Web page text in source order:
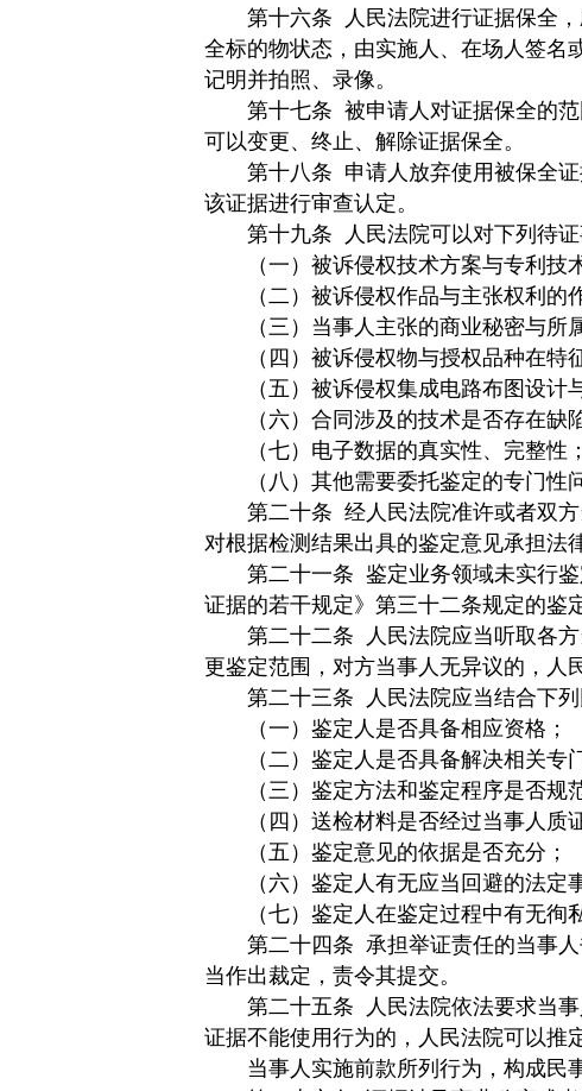
第十六条
人民法院进行证据保全
全标的物状态，由实施人、在场人签名
记明并拍照、录像。
第十七条 被申请人对证据保全的
可以变更、终止、解除证据保全。
第十八条 申请人放弃使用被保全
该证据进行审查认定。
第十九条
人民法院可以对下列待
（一）被诉侵权技术方案与专利技术
（二）被诉侵权作品与主张权利的作
（三）当事人主张的商业秘密与所属
（四）被诉侵权物与授权品种在特征
（五）被诉侵权集成电路布图设计与
（六）合同涉及的技术是否存在缺
（七）电子数据的真实性、完整性；
（八）其他需要委托鉴定的专门性问
第二十条 经人民法院准许或者双
对根据检测结果出具的鉴定意见承担法
第二十一条 鉴定业务领域未实行
证据的若干规定》第三十二条规定的鉴
第二十二条
人民法院应当听取各
更鉴定范围，对方当事人无异议的，人
第二十三条
人民法院应当结合下
（一）鉴定人是否具备相应资格；
（二）鉴定人是否具备解决相关专门
（三）鉴定方法和鉴定程序是否规范
（四）送检材料是否经过当事人质证
（五）鉴定意见的依据是否充分；
（六）鉴定人有无应当回避的法定事
（七）鉴定人在鉴定过程中有无徇私
第二十四条 承担举证责任的当事
当作出裁定，责令其提交。
第二十五条
人民法院依法要求当
证据不能使用行为的，人民法院可以推
当事人实施前款所列行为，构成民事